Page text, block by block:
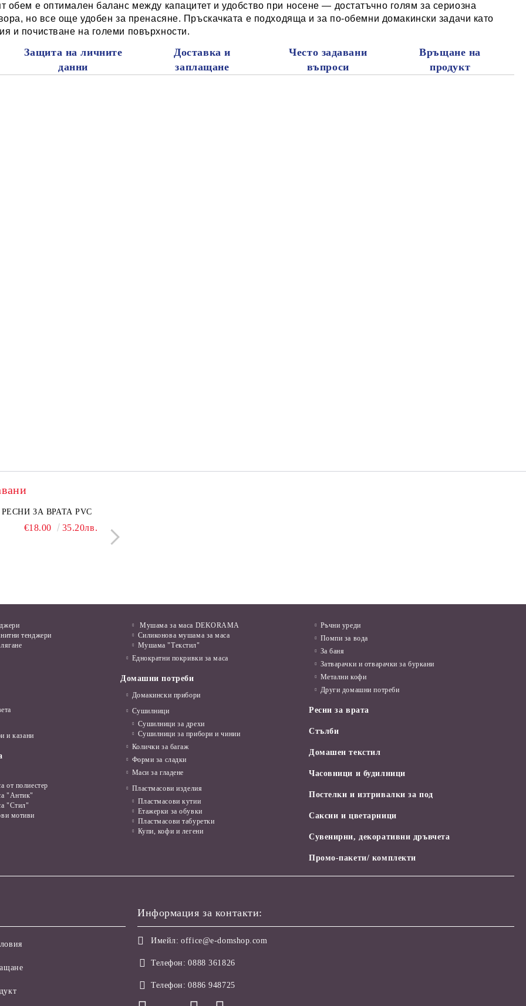
обем е оптимален баланс между капацитет и удобство при носене — достатъчно голям за сериозна
но все още удобен за пренасяне. Пръскачката е подходяща и за по-обемни домакински задачи като
и почистване на големи повърхности.
Защита на личните
данни
Доставка и
заплащане
Често задавани
въпроси
Връщане на
продукт
капак 50 см
€6.50 12.71лв.
РЕСНИ ЗА ВРАТА PVC
€18.00 35.20лв.
тенджери
и казани
от полиестер
"Антик"
"Стил"
мотиви
Мушама за маса DEKORAMA
Силиконова мушама за маса
Мушама "Текстил"
Еднократни покривки за маса
Домашни потреби
Домакински прибори
Сушилници
Сушилници за дрехи
Сушилници за прибори и чинии
Колички за багаж
Форми за сладки
Маси за гладене
Пластмасови изделия
Пластмасови кутии
Етажерки за обувки
Пластмасови табуретки
Купи, кофи и легени
Ръчни уреди
Помпи за вода
За баня
Затварачки и отварачки за буркани
Метални кофи
Други домашни потреби
Ресни за врата
Стълби
Домашен текстил
Часовници и будилници
Постелки и изтривалки за под
Саксии и цветарници
Сувенирни, декоративни дръвчета
Промо-пакети/ комплекти
Информация за контакти:
Имейл: office@e-domshop.com
Телефон: 0888 361826
Телефон: 0886 948725